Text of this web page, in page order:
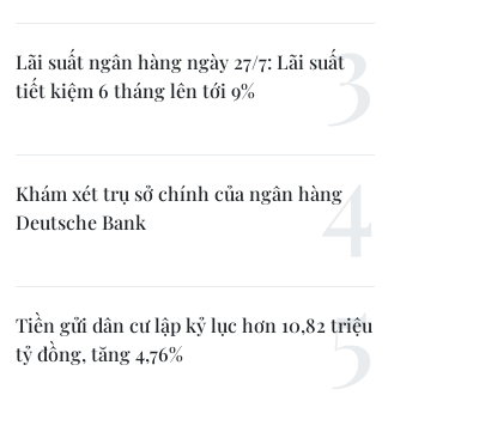
Lãi suất ngân hàng ngày 27/7: Lãi suất
tiết kiệm 6 tháng lên tới 9%
Khám xét trụ sở chính của ngân hàng
Deutsche Bank
Tiền gửi dân cư lập kỷ lục hơn 10,82 triệu
tỷ đồng, tăng 4,76%